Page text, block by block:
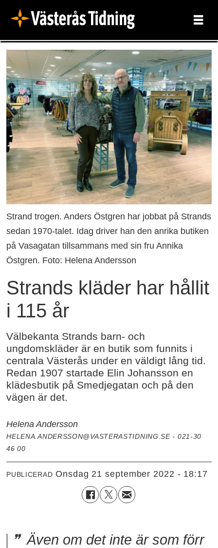
Strand trogen. Anders Östgren har jobbat på Strands
sedan 1970-talet. Idag driver han den anrika butiken
på Vasagatan tillsammans med sin fru Annika
Östgren. Foto: Helena Andersson
Strands kläder har hållit
i 115 år
Välbekanta Strands barn- och
ungdomskläder är en butik som funnits i
centrala Västerås under en väldigt lång tid.
Redan 1907 startade Elin Johansson en
klädesbutik på Smedjegatan och på den
vägen är det.
Helena Andersson
HELENA.ANDERSSON@VASTERASTIDNING.SE - 021-30
46 00
PUBLICERAD onsdag 21 september 2022 - 18:17
Även om det inte är som förr